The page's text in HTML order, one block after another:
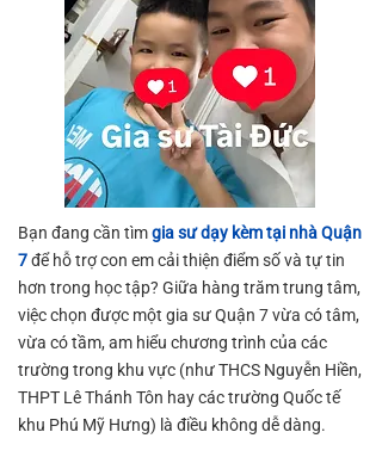
Bạn đang cần tìmgia sư dạy kèm tại nhà Quận
7để hỗ trợ con em cải thiện điểm số và tự tin
hơn trong học tập? Giữa hàng trăm trung tâm,
việc chọn được một gia sư Quận 7 vừa có tâm,
vừa có tầm, am hiểu chương trình của các
trường trong khu vực (như THCS Nguyễn Hiền,
THPT Lê Thánh Tôn hay các trường Quốc tế
khu Phú Mỹ Hưng) là điều không dễ dàng.